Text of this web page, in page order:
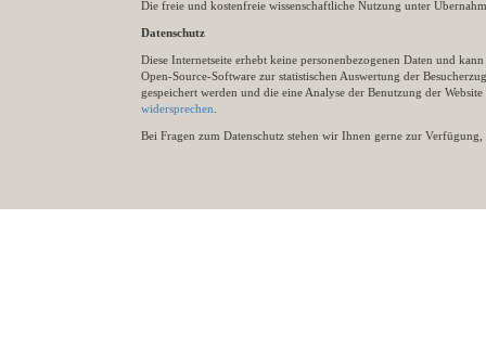
Die freie und kostenfreie wissenschaftliche Nutzung unter
Datenschutz
Diese Internetseite erhebt keine personenbezogenen Daten und
Open-Source-Software zur statistischen Auswertung der
gespeichert werden und die eine Analyse der Benutzung der
widersprechen
Bei Fragen zum Datenschutz stehen wir Ihnen gerne zur